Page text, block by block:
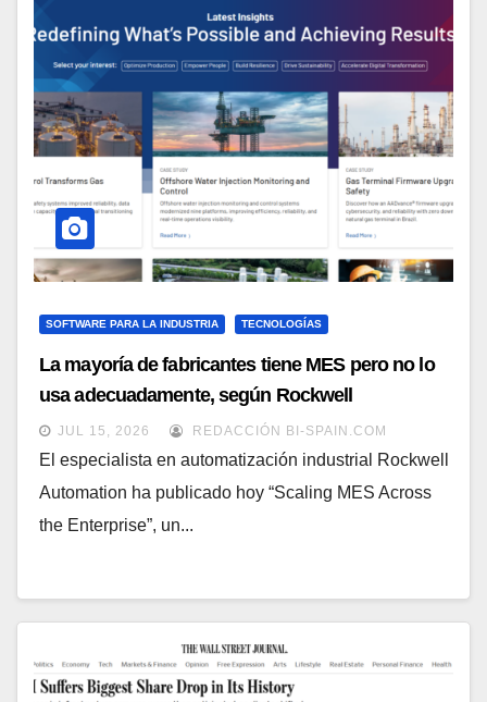
SOFTWARE PARA LA INDUSTRIA TECNOLOGÍAS
La mayoría de fabricantes tiene MES pero no lo
usa adecuadamente, según Rockwell
Automation
JUL 15, 2026 REDACCIÓN BI-SPAIN.COM
El especialista en automatización industrial Rockwell
Automation ha publicado hoy “Scaling MES Across
the Enterprise”, un...